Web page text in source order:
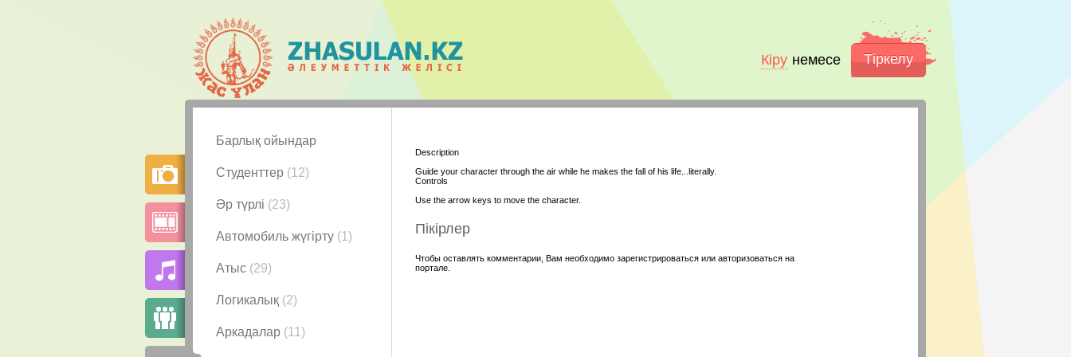
Кіру немесе Тіркелу
Барлық ойындар
Студенттер (12)
Әр түрлі (23)
Автомобиль жүгірту (1)
Атыс (29)
Логикалық (2)
Аркадалар (11)
Description
Guide your character through the air while he makes the fall of his life...literally.
Controls
Use the arrow keys to move the character.
Пікірлер
Чтобы оставлять комментарии, Вам необходимо зарегистрироваться или авторизоваться на
портале.